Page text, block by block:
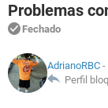
INSTAGRAM
GUIA DE COMPRAS
OUTLOOK
INSTAGRAM
GUIA DE COMPRAS
JOGOS
CELULAR
OUTLOOK
INSTAGRAM
FÓRUM
JOGOS
CELULAR
GLOSSÁRIO
JOGOS
Problemas
Fechado
AdrianoRBC -
Perfil